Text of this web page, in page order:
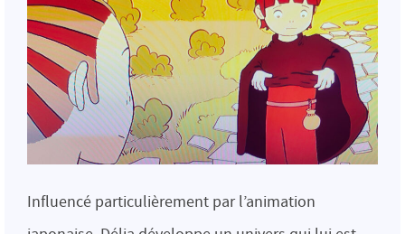
Influencé particulièrement par l’animation